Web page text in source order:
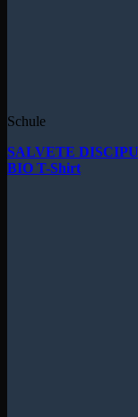
Schule
SALVETE
BIO T-Shirt